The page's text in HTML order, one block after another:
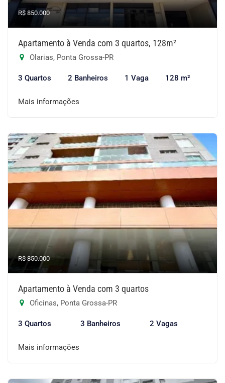
R$ 850.000
Apartamento à Venda com 3 quartos, 128m²
Olarias, Ponta Grossa-PR
3 Quartos 2 Banheiros 1 Vaga 128 m²
Mais informações
R$ 850.000
Apartamento à Venda com 3 quartos
Oficinas, Ponta Grossa-PR
3 Quartos 3 Banheiros 2 Vagas
Mais informações